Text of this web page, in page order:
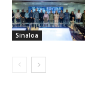
Sinaloa